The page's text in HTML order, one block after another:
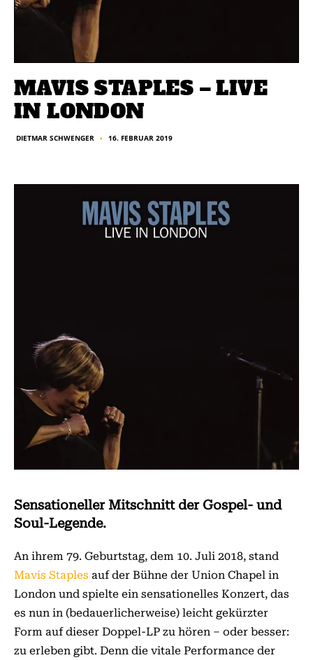
MAVIS STAPLES – LIVE
IN LONDON
DIETMAR SCHWENGER ■ 16. FEBRUAR 2019
Sensationeller Mitschnitt der Gospel- und
Soul-Legende.
An ihrem 79. Geburtstag, dem 10. Juli 2018, stand
Mavis Staples auf der Bühne der Union Chapel in
Lon­don und spielte ein sensationelles Konzert, das
es nun in (bedauerlicherweise) leicht gekürzter
Form auf dieser Dop­pel-LP zu hören – oder besser:
zu erleben gibt. Denn die vitale Performance der